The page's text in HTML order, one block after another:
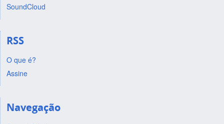
SoundCloud
RSS
O que é?
Assine
Navegação